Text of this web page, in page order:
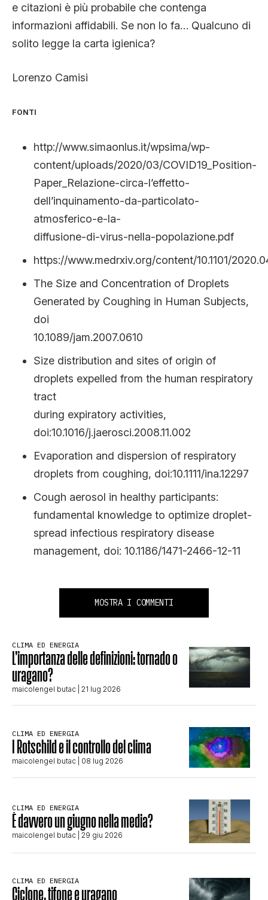
e citazioni è più probabile che contenga
informazioni affidabili. Se non lo fa… Qualcuno di
solito legge la carta igienica?
Lorenzo Camisi
FONTI
http://www.simaonlus.it/wpsima/wp-
content/uploads/2020/03/COVID19_Position-
Paper_Relazione-circa-l’effetto-
dell’inquinamento-da-particolato-
atmosferico-e-la-
diffusione-di-virus-nella-popolazione.pdf
https://www.medrxiv.org/content/10.1101/
The Size and Concentration of Droplets
Generated by Coughing in Human Subjects,
doi
10.1089/jam.2007.0610
Size distribution and sites of origin of
droplets expelled from the human respiratory
tract
during expiratory activities,
doi:10.1016/j.jaerosci.2008.11.002
Evaporation and dispersion of respiratory
droplets from coughing, doi:10.1111/ina.12297
Cough aerosol in healthy participants:
fundamental knowledge to optimize droplet-
spread infectious respiratory disease
management, doi: 10.1186/1471-2466-12-11
MOSTRA I COMMENTI
CLIMA ED ENERGIA
L’importanza delle definizioni: tornado o
uragano?
maicolengel butac | 21 lug 2026
CLIMA ED ENERGIA
I Rotschild e il controllo del clima
maicolengel butac | 08 lug 2026
CLIMA ED ENERGIA
È davvero un giugno nella media?
maicolengel butac | 29 giu 2026
CLIMA ED ENERGIA
Ciclone, tifone e uragano